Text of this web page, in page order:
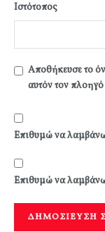
Ιστότοπος
Αποθήκευσε το
αυτόν τον
Επιθυμώ να
Επιθυμώ να